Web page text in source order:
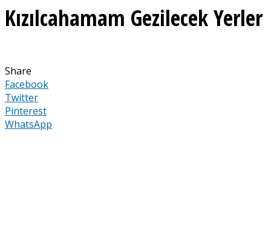
Kızılcahamam Gezilecek Yerler
Share
Facebook
Twitter
Pinterest
WhatsApp